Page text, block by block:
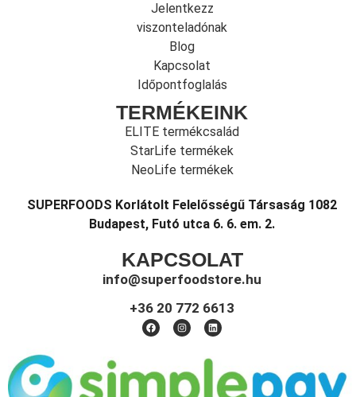
Jelentkezz
viszonteladónak
Blog
Kapcsolat
Időpontfoglalás
TERMÉKEINK
ELITE termékcsalád
StarLife termékek
NeoLife termékek
SUPERFOODS Korlátolt Felelősségű Társaság 1082
Budapest, Futó utca 6. 6. em. 2.
KAPCSOLAT
info@superfoodstore.hu
+36 20 772 6613